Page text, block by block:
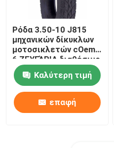
Ρόδα 3.50-10 J815
μηχανικών δίκυκλων
μοτοσικλετών cOem
6 ΖΕΥΓΆΡΙΑ διαθέσιμο
TL ασωλήνωτο
Καλύτερη τιμή
επαφή